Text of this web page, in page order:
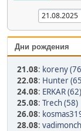
Дни рождения
21.08: koreny
22.08: Hunter
24.08: ERKAR (62)
25.08: Trech (58)
26.08:
28.08: